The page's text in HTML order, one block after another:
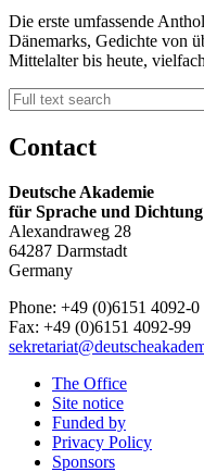
Die erste umfassende
Dänemarks, Gedichte von
Mittelalter bis heute,
Contact
Deutsche Akademie
für Sprache und Dichtung
Alexandraweg 28
64287 Darmstadt
Germany
Phone: +49 (0)6151 4092-0
Fax: +49 (0)6151 4092-99
The Office
Site notice
Funded by
Privacy Policy
Sponsors